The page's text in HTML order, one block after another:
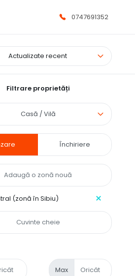
0747691352
Actualizate recent
Filtrare proprietăți
Casă / Vilă
Închiriere
(zonă în Sibiu)
Max